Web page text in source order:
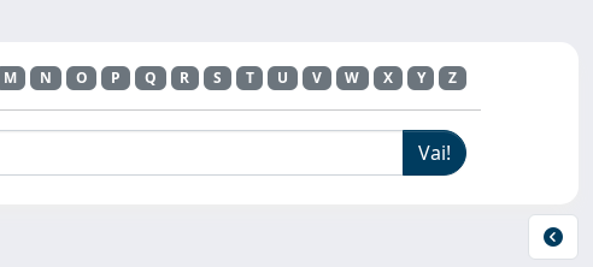
M N O P Q R S T U V W X Y Z